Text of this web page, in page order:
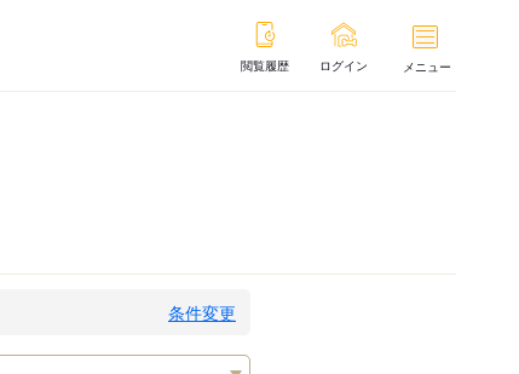
閲覧履歴 ログイン メニュー
条件変更